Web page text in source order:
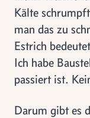
Kälte
man das zu
Estrich
Ich habe
passiert ist.
Darum gibt es